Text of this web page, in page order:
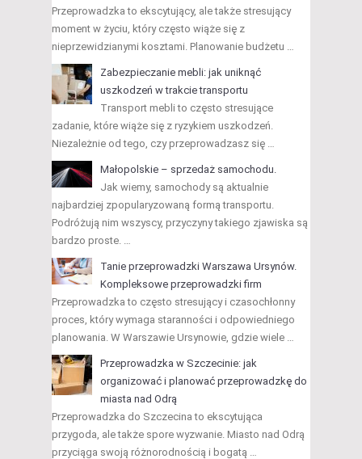
Przeprowadzka to ekscytujący, ale także stresujący
moment w życiu, który często wiąże się z
nieprzewidzianymi kosztami. Planowanie budżetu …
Zabezpieczanie mebli: jak uniknąć
uszkodzeń w trakcie transportu
Transport mebli to często stresujące
zadanie, które wiąże się z ryzykiem uszkodzeń.
Niezależnie od tego, czy przeprowadzasz się …
Małopolskie – sprzedaż samochodu.
Jak wiemy, samochody są aktualnie
najbardziej zpopularyzowaną formą transportu.
Podróżują nim wszyscy, przyczyny takiego zjawiska są
bardzo proste. …
Tanie przeprowadzki Warszawa Ursynów.
Kompleksowe przeprowadzki firm
Przeprowadzka to często stresujący i czasochłonny
proces, który wymaga staranności i odpowiedniego
planowania. W Warszawie Ursynowie, gdzie wiele …
Przeprowadzka w Szczecinie: jak
organizować i planować przeprowadzkę do
miasta nad Odrą
Przeprowadzka do Szczecina to ekscytująca
przygoda, ale także spore wyzwanie. Miasto nad Odrą
przyciąga swoją różnorodnością i bogatą …